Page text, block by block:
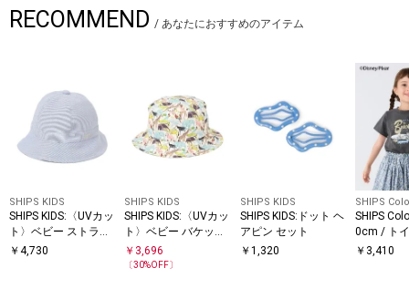
RECOMMEND / あなたにおすすめのアイテム
SHIPS KIDS
SHIPS KIDS:〈UVカッ
ト〉ベビー ストライ
プ ハット
￥ 4,730
SHIPS KIDS
SHIPS KIDS:〈UVカッ
ト〉ベビー バケット
ハット
￥ 3,696
〔30%OFF〕
SHIPS KIDS
SHIPS KIDS:ドット ヘ
アピン セット
￥ 1,320
SHIPS
SHIPS
0cm / ト
リー プリ
￥ 3,410